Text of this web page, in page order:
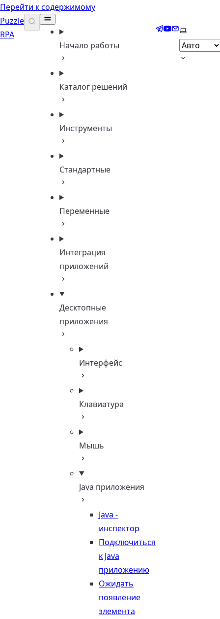
Перейти к содержимому
Puzzle
RPA
Начало работы
Каталог решений
Инструменты
Стандартные
Переменные
Интеграция
приложений
Десктопные
приложения
Интерфейс
Клавиатура
Мышь
Java приложения
Java -
инспектор
Подключиться
к Java
приложению
Ожидать
появление
элемента
Telegram
YouTube
EmailВыберите